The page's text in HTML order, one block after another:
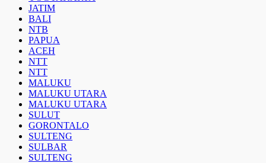
JATIM
BALI
NTB
PAPUA
ACEH
NTT
NTT
MALUKU
MALUKU UTARA
MALUKU UTARA
SULUT
GORONTALO
SULTENG
SULBAR
SULTENG